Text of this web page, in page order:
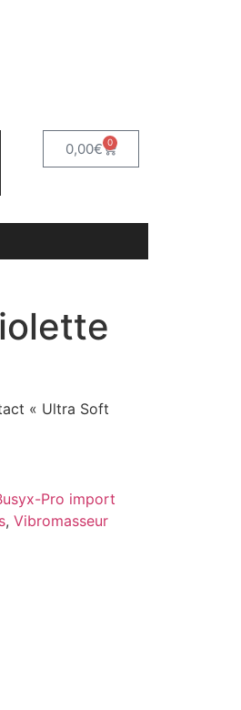
0,00€ 0
« Ultra Soft
Pro import
, Vibromasseur